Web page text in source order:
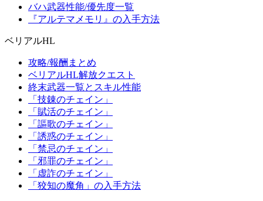
バハ武器性能/優先度一覧
『アルテマメモリ』の入手方法
ベリアルHL
攻略/報酬まとめ
ベリアルHL解放クエスト
終末武器一覧とスキル性能
「技錬のチェイン」
「賦活のチェイン」
「謳歌のチェイン」
「誘惑のチェイン」
「禁忌のチェイン」
「邪罪のチェイン」
「虚詐のチェイン」
「狡知の魔角」の入手方法